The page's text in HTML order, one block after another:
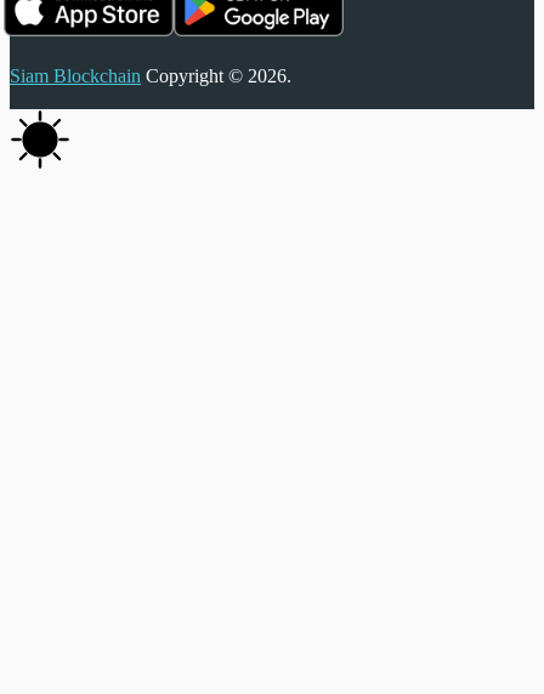
Siam Blockchain Copyright © 2026.